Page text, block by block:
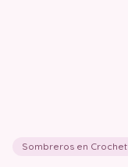
Sombreros en Crochet